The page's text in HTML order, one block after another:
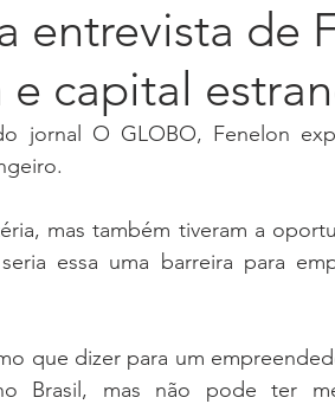
entrevista de
capital
jornal O GLOBO, Fenelon
mas também tiveram a
essa uma barreira para
que dizer para um
Brasil, mas não pode ter